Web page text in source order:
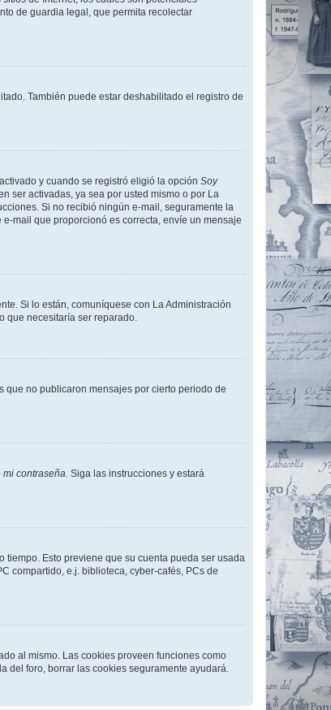
de guardia legal, que permita recolectar
También puede estar deshabilitado el registro de
y cuando se registró eligió la opción Soy
ser activadas, ya sea por usted mismo o por La
Si no recibió ningún e-mail, seguramente la
mail que proporcionó es correcta, envíe un mensaje
Si lo están, comuníquese con La Administración
que necesitaría ser reparado.
que no publicaron mensajes por cierto periodo de
mi contraseña. Siga las instrucciones y estará
Esto previene que su cuenta pueda ser usada
compartido, e.j. biblioteca, cyber-cafés, PCs de
al mismo. Las cookies proveen funciones como
del foro, borrar las cookies seguramente ayudará.